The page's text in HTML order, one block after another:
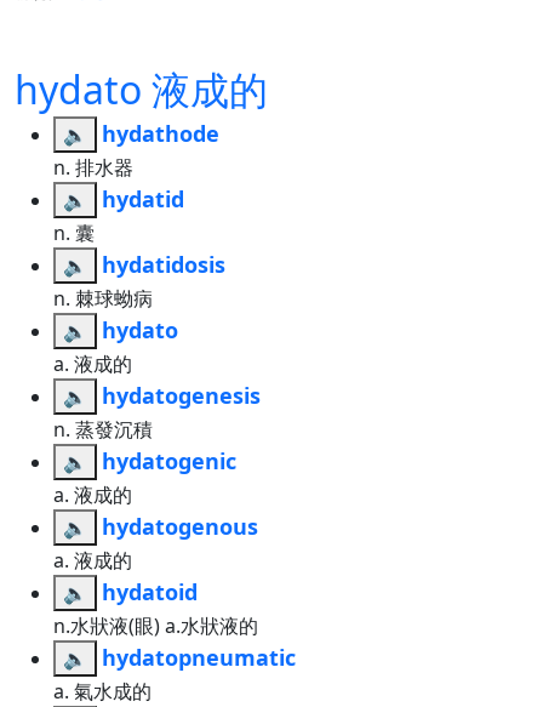
hydato 液成的
🔈 hydathode
n. 排水器
🔈
hydatid
n. 囊
🔈
hydatidosis
n. 棘球蚴病
🔈
hydato
a. 液成的
🔈
hydatogenesis
n. 蒸發沉積
🔈
hydatogenic
a. 液成的
🔈
hydatogenous
a. 液成的
🔈
hydatoid
n.水狀液(眼) a.水狀液的
🔈
hydatopneumatic
a. 氣水成的